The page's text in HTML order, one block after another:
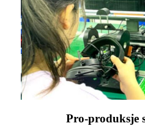
Pro-produksje